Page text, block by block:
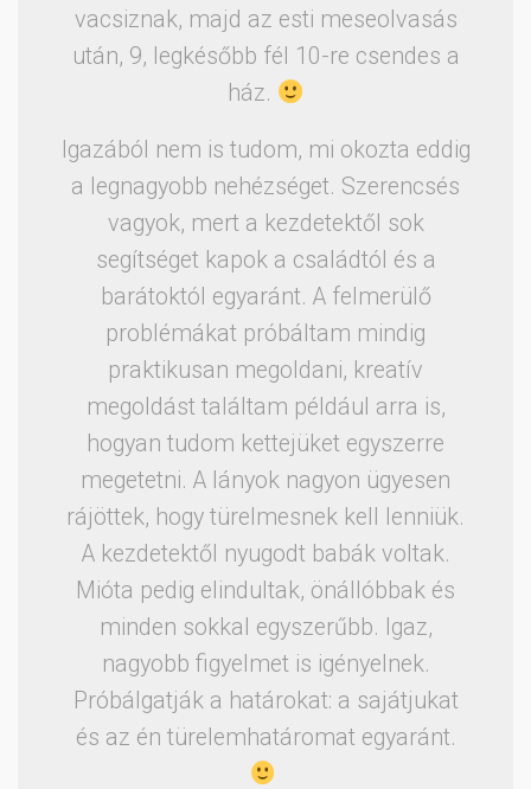
vacsiznak, majd az esti meseolvasás
után, 9, legkésőbb fél 10-re csendes a
ház.
Igazából nem is tudom, mi okozta eddig
a legnagyobb nehézséget. Szerencsés
vagyok, mert a kezdetektől sok
segítséget kapok a családtól és a
barátoktól egyaránt. A felmerülő
problémákat próbáltam mindig
praktikusan megoldani, kreatív
megoldást találtam például arra is,
hogyan tudom kettejüket egyszerre
megetetni. A lányok nagyon ügyesen
rájöttek, hogy türelmesnek kell lenniük.
A kezdetektől nyugodt babák voltak.
Mióta pedig elindultak, önállóbbak és
minden sokkal egyszerűbb. Igaz,
nagyobb figyelmet is igényelnek.
Próbálgatják a határokat: a sajátjukat
és az én türelemhatáromat egyaránt.